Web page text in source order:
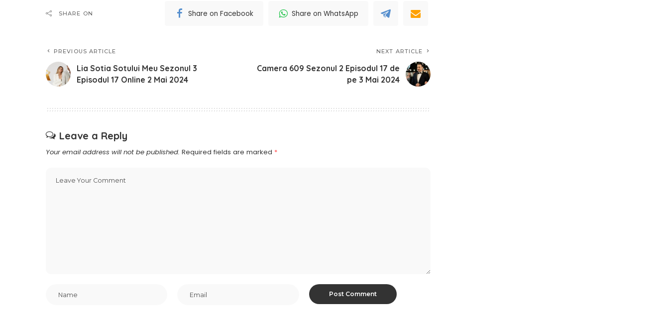
SHARE ON Share on Facebook Share on WhatsApp
PREVIOUS ARTICLE
Lia Sotia Sotului Meu Sezonul 3
Episodul 17 Online 2 Mai 2024
NEXT ARTICLE
Camera 609 Sezonul 2 Episodul 17 de
pe 3 Mai 2024
Leave a Reply
Your email address will not be published. Required fields are marked *